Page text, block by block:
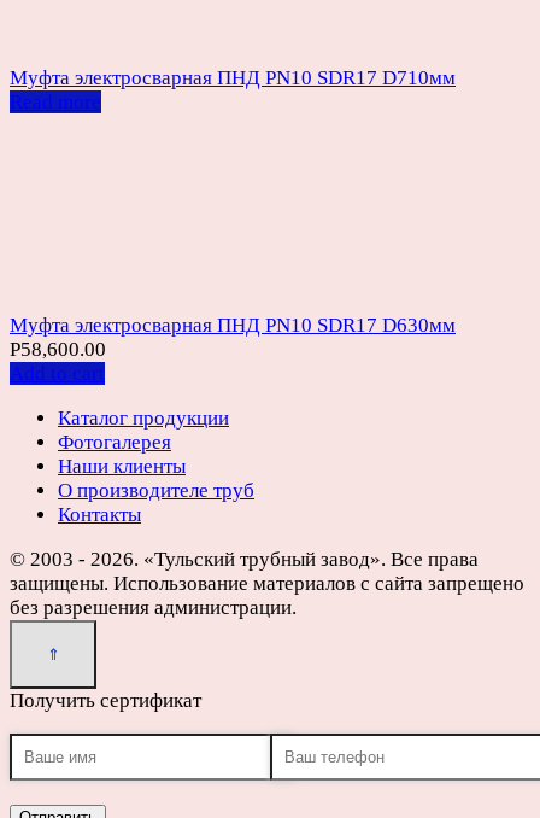
Муфта электросварная ПНД PN10 SDR17 D710мм
Read more
Муфта электросварная ПНД PN10 SDR17 D630мм
Р58,600.00
Add to cart
Каталог продукции
Фотогалерея
Наши клиенты
О производителе труб
Контакты
© 2003 - 2026. «Тульский трубный завод». Все права
защищены. Использование материалов с сайта запрещено
без разрешения администрации.
Получить сертификат